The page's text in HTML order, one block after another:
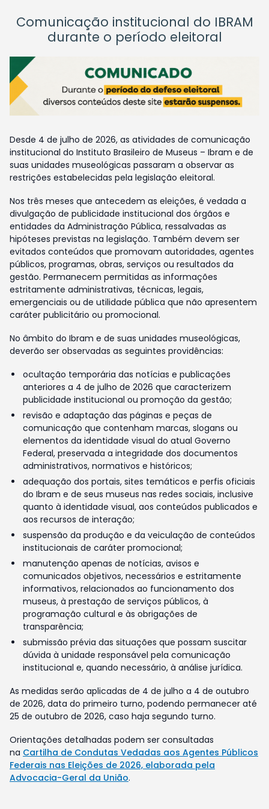
Comunicação institucional do IBRAM
durante o período eleitoral
Desde 4 de julho de 2026, as atividades de comunicação
institucional do Instituto Brasileiro de Museus – Ibram e de
suas unidades museológicas passaram a observar as
restrições estabelecidas pela legislação eleitoral.
Nos três meses que antecedem as eleições, é vedada a
divulgação de publicidade institucional dos órgãos e
entidades da Administração Pública, ressalvadas as
hipóteses previstas na legislação. Também devem ser
evitados conteúdos que promovam autoridades, agentes
públicos, programas, obras, serviços ou resultados da
gestão. Permanecem permitidas as informações
estritamente administrativas, técnicas, legais,
emergenciais ou de utilidade pública que não apresentem
caráter publicitário ou promocional.
No âmbito do Ibram e de suas unidades museológicas,
deverão ser observadas as seguintes providências:
ocultação temporária das notícias e publicações
anteriores a 4 de julho de 2026 que caracterizem
publicidade institucional ou promoção da gestão;
revisão e adaptação das páginas e peças de
comunicação que contenham marcas, slogans ou
elementos da identidade visual do atual Governo
Federal, preservada a integridade dos documentos
administrativos, normativos e históricos;
adequação dos portais, sites temáticos e perfis oficiais
do Ibram e de seus museus nas redes sociais, inclusive
quanto à identidade visual, aos conteúdos publicados e
aos recursos de interação;
suspensão da produção e da veiculação de conteúdos
institucionais de caráter promocional;
manutenção apenas de notícias, avisos e
comunicados objetivos, necessários e estritamente
informativos, relacionados ao funcionamento dos
museus, à prestação de serviços públicos, à
programação cultural e às obrigações de
transparência;
submissão prévia das situações que possam suscitar
dúvida à unidade responsável pela comunicação
institucional e, quando necessário, à análise jurídica.
As medidas serão aplicadas de 4 de julho a 4 de outubro
de 2026, data do primeiro turno, podendo permanecer até
25 de outubro de 2026, caso haja segundo turno.
Orientações detalhadas podem ser consultadas
na Cartilha de Condutas Vedadas aos Agentes Públicos
Federais nas Eleições de 2026, elaborada pela
Advocacia-Geral da União.